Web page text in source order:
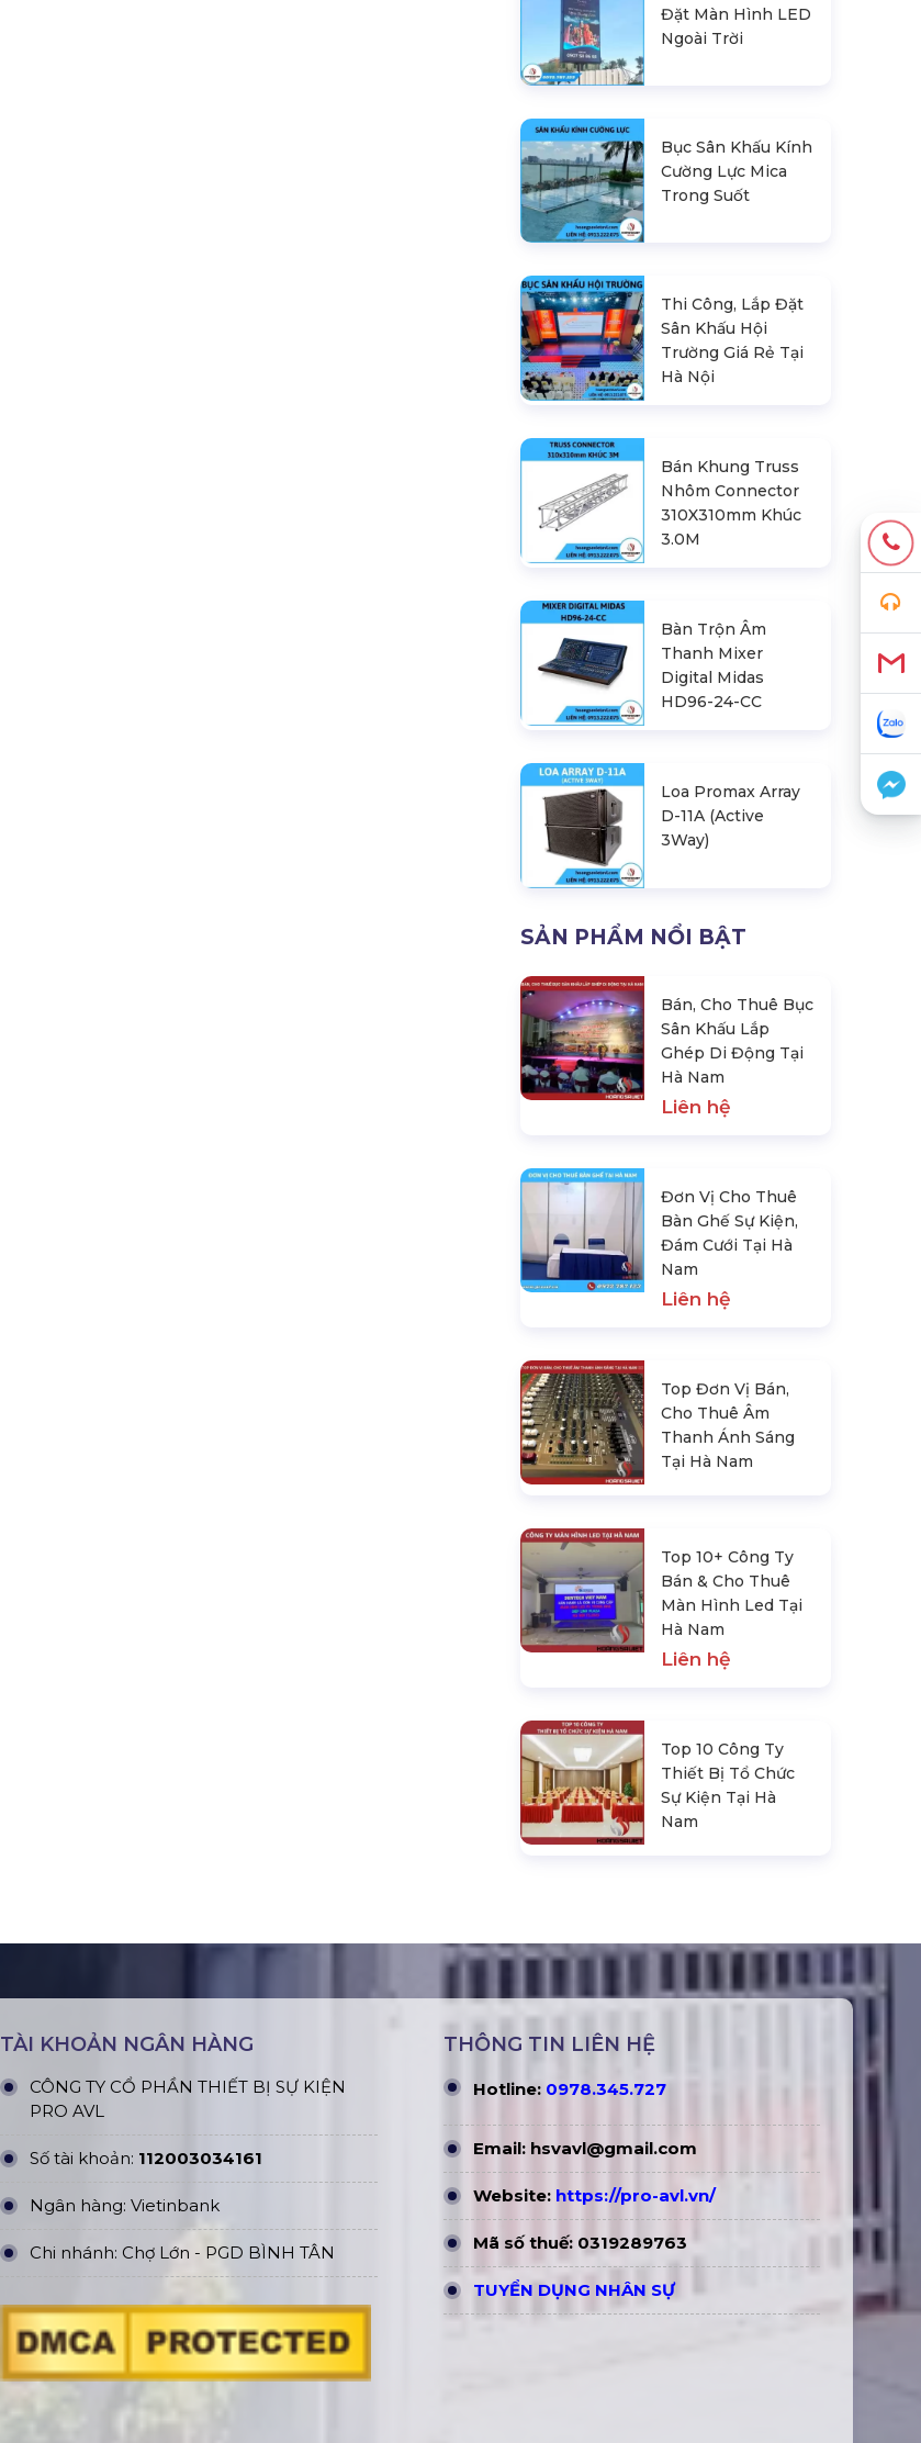
Đặt Màn Hình LED
Ngoài Trời
Bục Sân Khấu Kính
Cường Lực Mica
Trong Suốt
Thi Công, Lắp Đặt
Sân Khấu Hội
Trường Giá Rẻ Tại
Hà Nội
Bán Khung Truss
Nhôm Connector
310X310mm Khúc
3.0M
Bàn Trộn Âm
Thanh Mixer
Digital Midas
HD96-24-CC
Loa Promax Array
D-11A (Active
3Way)
SẢN PHẨM NỔI BẬT
Bán, Cho Thuê Bục
Sân Khấu Lắp
Ghép Di Động Tại
Hà Nam
Liên hệ
Đơn Vị Cho Thuê
Bàn Ghế Sự Kiện,
Đám Cưới Tại Hà
Nam
Liên hệ
Top Đơn Vị Bán,
Cho Thuê Âm
Thanh Ánh Sáng
Tại Hà Nam
Top 10+ Công Ty
Bán & Cho Thuê
Màn Hình Led Tại
Hà Nam
Liên hệ
Top 10 Công Ty
Thiết Bị Tổ Chức
Sự Kiện Tại Hà
Nam
TÀI KHOẢN NGÂN HÀNG
CÔNG TY CỔ PHẦN THIẾT BỊ SỰ KIỆN
PRO AVL
Số tài khoản: 112003034161
Ngân hàng: Vietinbank
Chi nhánh: Chợ Lớn - PGD BÌNH TÂN
THÔNG TIN LIÊN HỆ
Hotline: 0978.345.727
Email: hsvavl@gmail.com
Website: https://pro-avl.vn/
Mã số thuế: 0319289763
TUYỂN DỤNG NHÂN SỰ